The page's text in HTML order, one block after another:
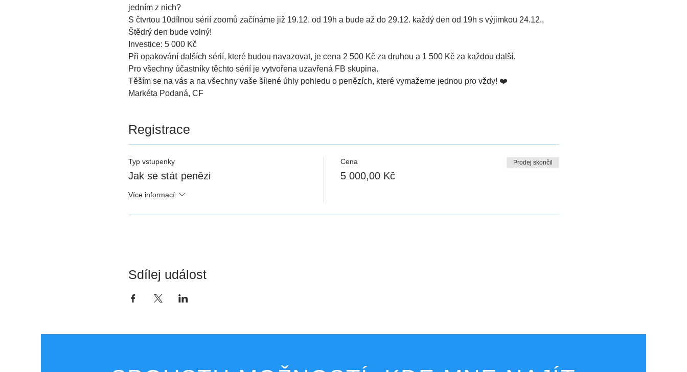
jedním z nich?
S čtvrtou 10dílnou sérií zoomů začínáme již 19.12. od 19h a bude až do 29.12. každý den od 19h s výjimkou 24.12.,
Štědrý den bude volný!
Investice: 5 000 Kč
Při opakování dalších sérií, které budou navazovat, je cena 2 500 Kč za druhou a 1 500 Kč za každou další.
Pro všechny účastníky těchto sérií je vytvořena uzavřená FB skupina.
Těším se na vás a na všechny vaše šílené úhly pohledu o penězích, které vymažeme jednou pro vždy! ❤️
Markéta Podaná, CF
Registrace
Typ vstupenky
Jak se stát penězi
Více informací
Cena
5 000,00 Kč
Prodej skončil
Sdílej událost